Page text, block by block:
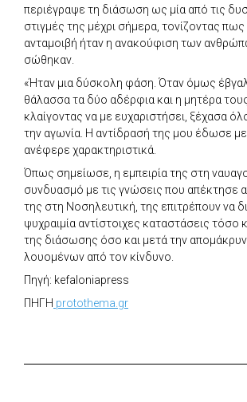
περιέγραψε τη διάσωση ως μία από τις
στιγμές της μέχρι σήμερα, τονίζοντας
ανταμοιβή ήταν η ανακούφιση των
σώθηκαν.
«Ήταν μια δύσκολη φάση. Όταν όμως
θάλασσα τα δύο αδέρφια και η μητέρα
κλαίγοντας να με ευχαριστήσει, ξέχασα
την αγωνία. Η αντίδρασή της μου έδωσε
ανέφερε χαρακτηριστικά.
Όπως σημείωσε, η εμπειρία της στη
συνδυασμό με τις γνώσεις που απέκτησε
της στη Νοσηλευτική, της επιτρέπουν να
ψυχραιμία αντίστοιχες καταστάσεις τόσο
της διάσωσης όσο και μετά την
λουομένων από τον κίνδυνο.
Πηγή: kefaloniapress
ΠΗΓΗ protothema.gr